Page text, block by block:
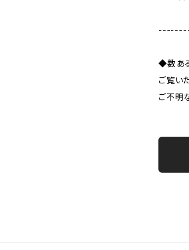
◆数あ
ご覧い
ご不明